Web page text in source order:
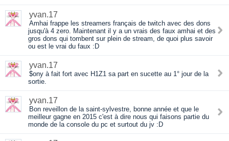
yvan.17
Amhai frappe les streamers français de twitch avec des dons
jusqu'à 4 zero. Maintenant il y a un vrais des faux amhai et des
gros dons qui tombent sur plein de stream, de quoi plus savoir
ou est le vrai du faux :D
yvan.17
$ony à fait fort avec H1Z1 sa part en sucette au 1° jour de la
sortie.
yvan.17
Bon reveillon de la saint-sylvestre, bonne année et que le
meilleur gagne en 2015 c'est à dire nous qui faisons partie du
monde de la console du pc et surtout du jv :D